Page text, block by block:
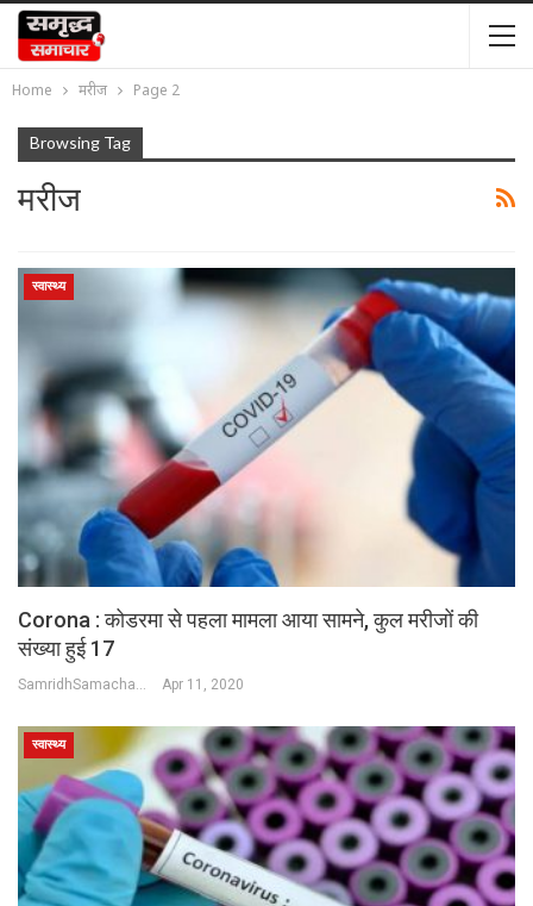
Home मरीज Page 2
Browsing Tag
मरीज
स्वास्थ्य
Corona : कोडरमा से पहला मामला आया सामने, कुल मरीजों की
संख्या हुई 17
Apr 11, 2020
स्वास्थ्य